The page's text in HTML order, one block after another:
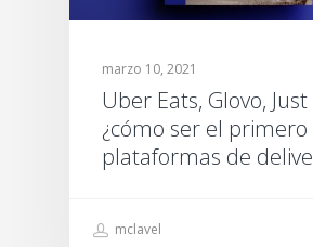
marzo 10, 2021
Uber Eats, Glovo, Just
¿cómo ser el primero
plataformas de
mclavel